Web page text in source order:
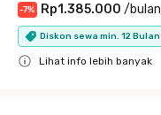
-7% Rp1.385.000 /bulan
Diskon sewa min. 12 Bulan
Lihat info lebih banyak